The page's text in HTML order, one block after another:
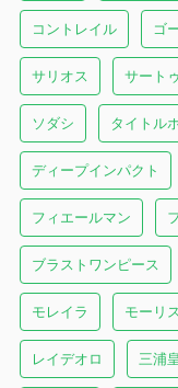
コントレイル ゴ
サリオス サート
ソダシ タイトル
ディープインパクト
フィエールマン
ブラストワンピース
モレイラ モーリ
レイデオロ 三浦